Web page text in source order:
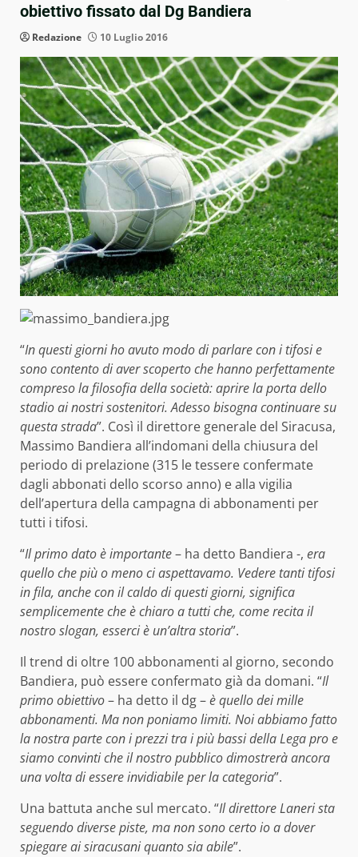
obiettivo fissato dal Dg Bandiera
Redazione 10 Luglio 2016
“In questi giorni ho avuto modo di parlare con i tifosi e
sono contento di aver scoperto che hanno perfettamente
compreso la filosofia della società: aprire la porta dello
stadio ai nostri sostenitori. Adesso bisogna continuare su
questa strada”. Così il direttore generale del Siracusa,
Massimo Bandiera all’indomani della chiusura del
periodo di prelazione (315 le tessere confermate
dagli abbonati dello scorso anno) e alla vigilia
dell’apertura della campagna di abbonamenti per
tutti i tifosi.
“Il primo dato è importante– ha detto Bandiera -, era
quello che più o meno ci aspettavamo. Vedere tanti tifosi
in fila, anche con il caldo di questi giorni, significa
semplicemente che è chiaro a tutti che, come recita il
nostro slogan, esserci è un’altra storia”.
Il trend di oltre 100 abbonamenti al giorno, secondo
Bandiera, può essere confermato già da domani. “Il
primo obiettivo– ha detto il dg –è quello dei mille
abbonamenti. Ma non poniamo limiti. Noi abbiamo fatto
la nostra parte con i prezzi tra i più bassi della Lega pro e
siamo convinti che il nostro pubblico dimostrerà ancora
una volta di essere invidiabile per la categoria”.
Una battuta anche sul mercato. “Il direttore Laneri sta
seguendo diverse piste, ma non sono certo io a dover
spiegare ai siracusani quanto sia abile”.